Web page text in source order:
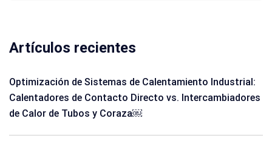
Artículos recientes
Optimización de Sistemas de Calentamiento Industrial:
Calentadores de Contacto Directo vs. Intercambiadores
de Calor de Tubos y Coraza￼